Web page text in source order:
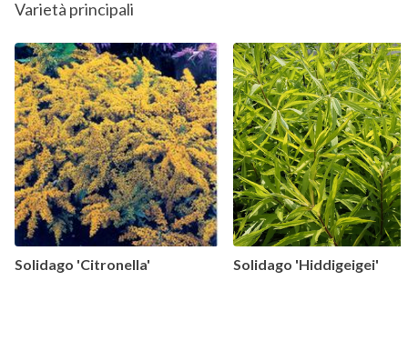
Varietà principali
Solidago 'Citronella' Solidago 'Hiddigeigei'